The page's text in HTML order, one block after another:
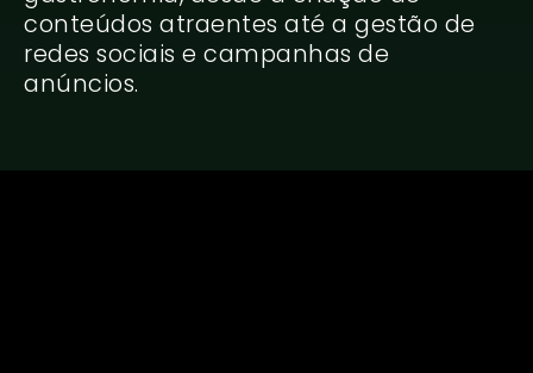
conteúdos atraentes até a gestão de
redes sociais e campanhas de
anúncios.